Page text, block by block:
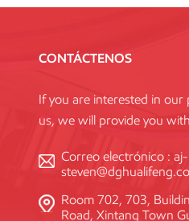
en polvo para
Andamio
resistencia
estándar
CONTÁCTENOS
If you are interested in
us, we will provide you
Correo electrónico : aj-
Room 702, 703,
Road, Xintang Town